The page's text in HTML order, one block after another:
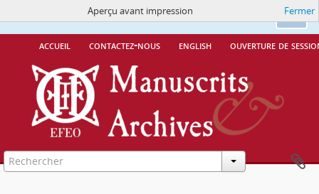
Ok
Ce site utilise des cookiesMore Info.
accueil contactez-nous english ouverture de
Aperçu avant impression Fermer